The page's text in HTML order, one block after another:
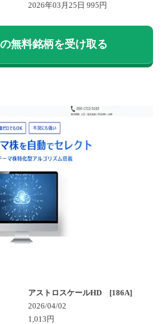
2026年03月25日 995円
無料銘柄を受け取る
アストロスケールHD [186A]
2026/04/02
1,013円